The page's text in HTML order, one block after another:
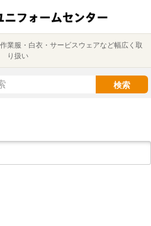
業服・白衣・サービスウェアなど幅広く取
り扱い
検索